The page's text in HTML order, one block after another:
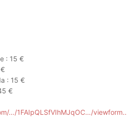
: 15 €
: 15 €
€
…/1FAIpQLSfVIhMJqOC…/